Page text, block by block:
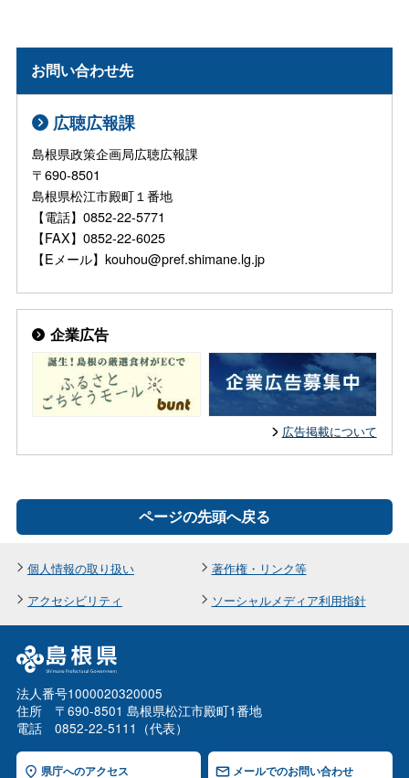
お問い合わせ先
広聴広報課
島根県政策企画局広聴広報課
〒690-8501
島根県松江市殿町１番地
【電話】0852-22-5771
【FAX】0852-22-6025
【Eメール】kouhou@pref.shimane.lg.jp
企業広告
広告掲載について
ページの先頭へ戻る
個人情報の取り扱い
著作権・リンク等
アクセシビリティ
ソーシャルメディア利用指針
法人番号1000020320005
住所 〒690-8501 島根県松江市殿町1番地
電話 0852-22-5111（代表）
県庁へのアクセス メールでのお問い合わせ